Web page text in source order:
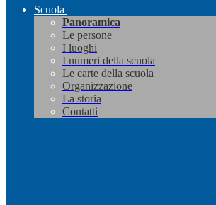
Scuola
Panoramica
Le persone
I luoghi
I numeri della scuola
Le carte della scuola
Organizzazione
La storia
Contatti